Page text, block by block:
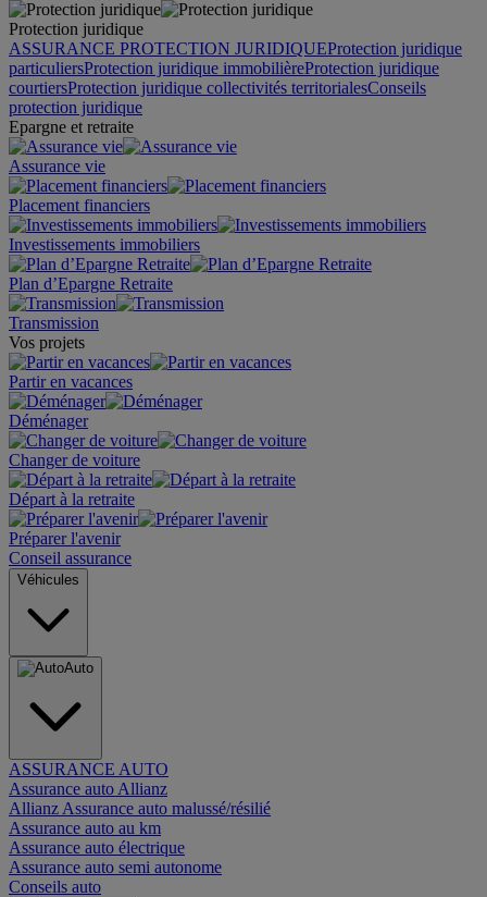
Protection juridique
ASSURANCE PROTECTION JURIDIQUEProtection juridique
particuliersProtection juridique immobilièreProtection juridique
courtiersProtection juridique collectivités territorialesConseils
protection juridique
Epargne et retraite
Assurance vie
Placement financiers
Investissements immobiliers
Plan d’Epargne Retraite
Transmission
Vos projets
Partir en vacances
Déménager
Changer de voiture
Départ à la retraite
Préparer l'avenir
Conseil assurance
Véhicules
Auto
ASSURANCE AUTO
Assurance auto Allianz
Allianz Assurance auto malussé/résilié
Assurance auto au km
Assurance auto électrique
Assurance auto semi autonome
Conseils auto